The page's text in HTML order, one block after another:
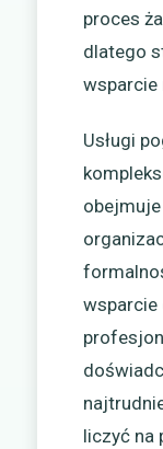
proces
dlatego
wsparcie
Usługi
wsparcie
liczyć na